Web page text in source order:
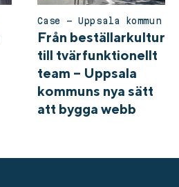
Case – Uppsala kommun
Från beställarkultur
till tvärfunktionellt
team – Uppsala
kommuns nya sätt
att bygga webb